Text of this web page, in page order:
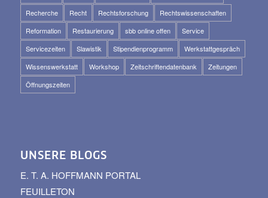
Recherche
Recht Rechtsforschung
Rechtswissenschaften
Reformation
Restaurierung sbb online offen
Service
Servicezeiten
Slawistik Stipendienprogramm
Werkstattgespräch
Wissenswerkstatt
Workshop Zeitschriftendatenbank
Zeitungen
Öffnungszeiten
UNSERE BLOGS
E. T. A. HOFFMANN PORTAL
FEUILLETON